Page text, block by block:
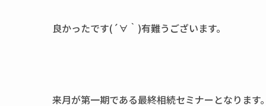
良かったです(´∀｀)有難うございます。
来月が第一期である最終相続セミナーとなります。